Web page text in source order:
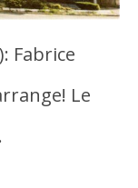
Fabrice
Le